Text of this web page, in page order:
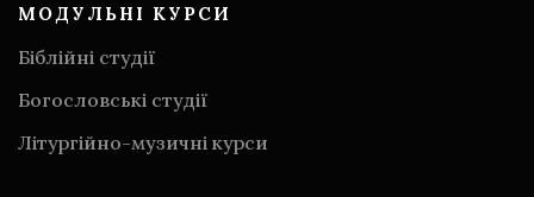
МОДУЛЬНІ КУРСИ
Біблійні студії
Богословські студії
Літургійно-музичні курси